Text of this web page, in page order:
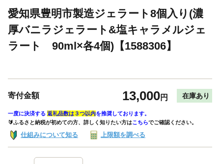
愛知県豊明市製造ジェラート8個入り(濃
厚バニラジェラート&塩キャラメルジェ
ラート 90ml×各4個)【1588306】
寄付金額 13,000円 在庫あり
一度に決済する 返礼品数は３つ以内を推奨しております。
🔰ふるさと納税が初めての方、詳しく知りたい方はこちらでご確認ください。
仕組みについて知る 上限額を調べる